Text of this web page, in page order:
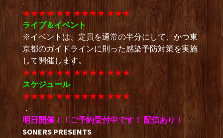
★★★★ ★★ ★★★★ ★★★
ライブ＆イベント
※イベントは、定員を通常の半分にして、かつ東
京都のガイドラインに則った感染予防対策を実施
して開催します。
★★★★ ★★ ★★★★ ★★★
スケジュール
★★★★ ★★ ★★★★ ★★★
．
明日開催！！ご予約受付中です！ 配信あり！
SONERS PRESENTS